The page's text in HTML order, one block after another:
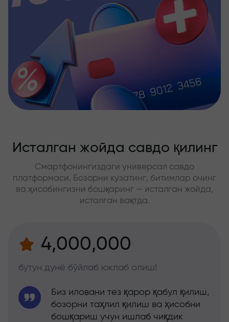
Исталган жойда савдо қилинг
Смартфонингиздаги универсал савдо
платформаси. Бозорни кузатинг, битимлар очинг
ва ҳисобингизни бошқаринг — исталган жойда,
исталган вақтда.
4,000,000
бутун дунё бўйлаб юклаб олиш!
Биз иловани тез қарор қабул қилиш,
бозорни таҳлил қилиш ва ҳисобни
бошқариш учун ишлаб чиқдик